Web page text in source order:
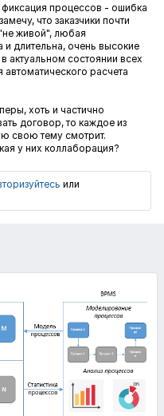
процессов - ошибка
что заказчики почти
живой", любая
длительна, очень высокие
актуальном состоянии всех
расчета
хоть и частично
договор, то каждое из
свою тему смотрит.
у них коллаборация?
или